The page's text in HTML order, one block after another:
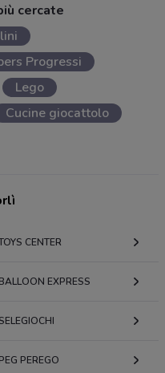
cercate
Progressi
Lego
Cucine giocattolo
CENTER
BALLOON EXPRESS
PEG PEREGO